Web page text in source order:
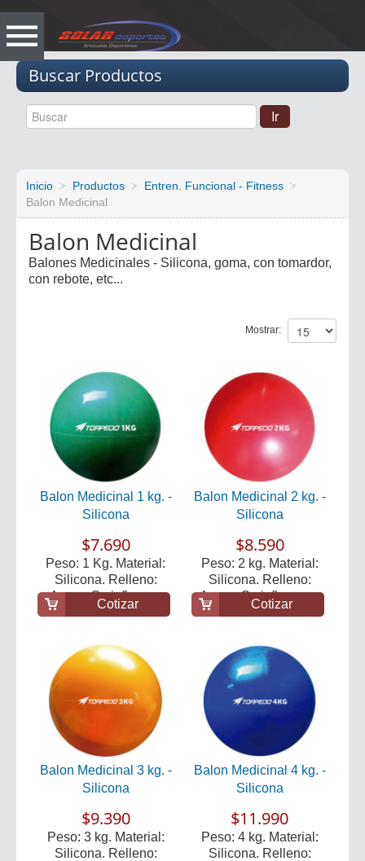
Buscar Productos
Inicio Productos
Entren. Funcional - Fitness
Balon Medicinal
Balon Medicinal
Balones Medicinales - Silicona, goma, con tomardor,
con rebote, etc...
Mostrar:
Balon Medicinal 1 kg. -
Silicona
$7.690
Peso: 1 Kg. Material:
Silicona. Relleno:
Arena. Se infla co...
Cotizar
Balon Medicinal 2 kg. -
Silicona
$8.590
Peso: 2 kg. Material:
Silicona. Relleno:
Arena. Se infla con...
Cotizar
Balon Medicinal 3 kg. -
Silicona
$9.390
Peso: 3 kg. Material:
Silicona. Relleno:
Balon Medicinal 4 kg. -
Silicona
$11.990
Peso: 4 kg. Material:
Silicona. Relleno: